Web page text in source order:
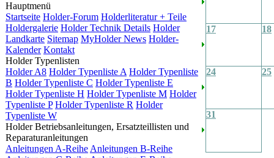
Hauptmenü
Startseite Holder-Forum Holderliteratur + Teile
Holdergalerie Holder Technik Details Holder
Landkarte Sitemap MyHolder News Holder-
Kalender Kontakt
Holder Typenlisten
Holder A8 Holder Typenliste A Holder Typenliste
B Holder Typenliste C Holder Typenliste E
Holder Typenliste H Holder Typenliste M Holder
Typenliste P Holder Typenliste R Holder
Typenliste W
Holder Betriebsanleitungen, Ersatzteillisten und
Reparaturanleitungen
Anleitungen A-Reihe Anleitungen B-Reihe
17 18
24 25
31